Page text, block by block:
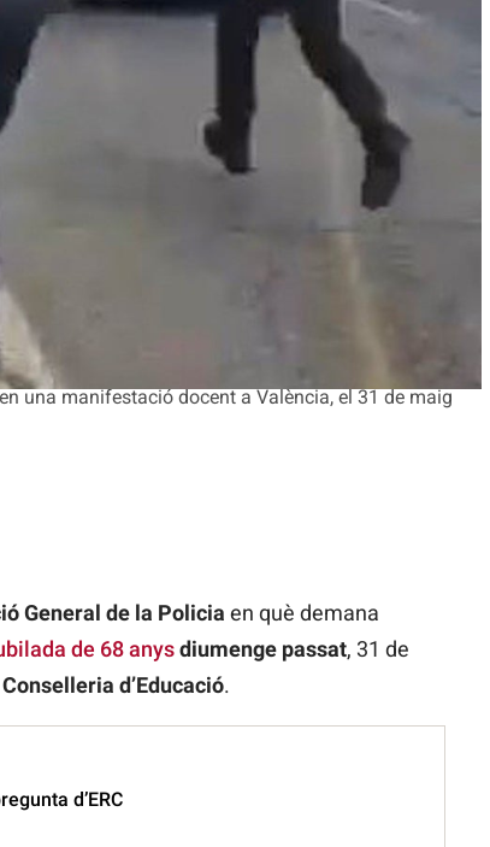
una manifestació docent a València, el 31 de maig
General de la Policia en què demana
de 68 anysdiumenge passat, 31 de
Conselleria d’Educació.
d’ERC